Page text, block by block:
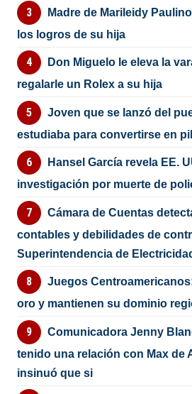
Madre de Marileidy
los logros de su hija
Don Miguelo le eleva la
regalarle un Rolex a su hija
Joven que se lanzó del
estudiaba para convertirse en
Hansel García revela EE.
investigación por muerte de
Cámara de Cuentas
contables y debilidades de
Superintendencia de
Juegos
oro y mantienen su dominio
Comunicadora Jenny
tenido una relación con Max de
insinuó que si